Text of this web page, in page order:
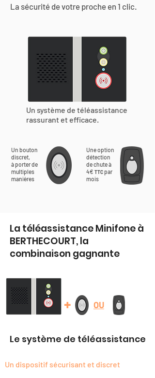
La sécurité de votre proche en 1 clic.
Un système de téléassistance
rassurant et efficace.
Un bouton
discret,
à porter de
multiples
manières
Une option
détection
de chute à
4€ TTC par
mois
La téléassistance Minifone à
BERTHECOURT, la
combinaison gagnante
+ OU
Le système de téléassistance
Un dispositif sécurisant et discret